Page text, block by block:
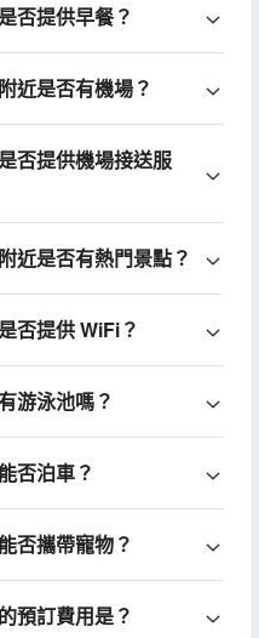
否提供早餐？
近是否有機場？
否提供機場接送服
近是否有熱門景點？
否提供 WiFi？
游泳池嗎？
否泊車？
否攜帶寵物？
預訂費用是？